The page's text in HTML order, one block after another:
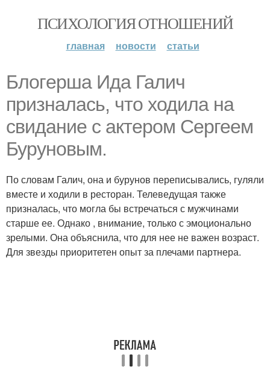
ПСИХОЛОГИЯ ОТНОШЕНИЙ
главная новости статьи
Блoгeрша Ида Галич
призналась, что ходила на
свидание с актером Сергеем
Буруновым.
По словам Галич, она и бурунов переписывались, гуляли
вместе и ходили в ресторан. Телеведущая также
призналась, что могла бы встречаться с мужчинами
старше ее. Однако , внимание, только с эмоционально
зрелыми. Она объяснила, что для нее не важен возраст.
Для звезды приоритетен опыт за плечами партнера.